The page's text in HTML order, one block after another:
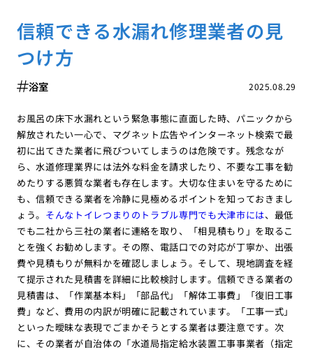
信頼できる水漏れ修理業者の見
つけ方
2025.08.29
浴室
お風呂の床下水漏れという緊急事態に直面した時、パニックから
解放されたい一心で、マグネット広告やインターネット検索で最
初に出てきた業者に飛びついてしまうのは危険です。残念なが
ら、水道修理業界には法外な料金を請求したり、不要な工事を勧
めたりする悪質な業者も存在します。大切な住まいを守るために
も、信頼できる業者を冷静に見極めるポイントを知っておきまし
ょう。 そんなトイレつまりのトラブル専門でも大津市には、最低
でも二社から三社の業者に連絡を取り、「相見積もり」を取るこ
とを強くお勧めします。その際、電話口での対応が丁寧か、出張
費や見積もりが無料かを確認しましょう。そして、現地調査を経
て提示された見積書を詳細に比較検討します。信頼できる業者の
見積書は、「作業基本料」「部品代」「解体工事費」「復旧工事
費」など、費用の内訳が明確に記載されています。「工事一式」
といった曖昧な表現でごまかそうとする業者は要注意です。次
に、その業者が自治体の「水道局指定給水装置工事事業者（指定